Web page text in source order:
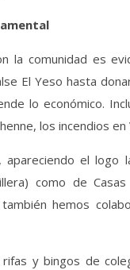
la comunidad es
El Yeso hasta
lo económico.
los incendios en
el
como de
hemos
y bingos de